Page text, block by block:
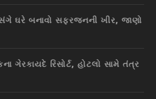
ઘરે બનાવો સફરજનની ખીર, જાણો
ગેરકાયદે રિસોર્ટ, હોટલો સામે તંત્ર